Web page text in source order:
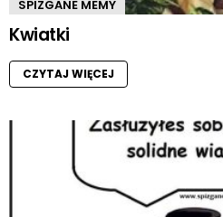
SPIZGANE MEMY
Kwiatki
CZYTAJ WIĘCEJ